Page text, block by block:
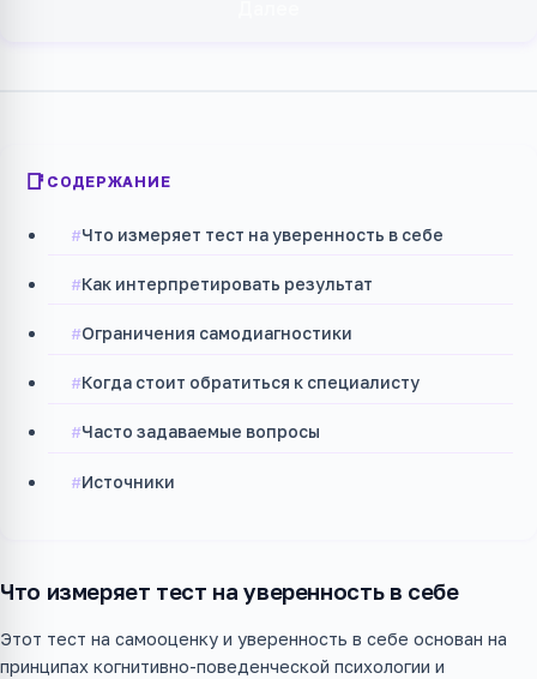
СОДЕРЖАНИЕ
Что измеряет тест на уверенность в себе
Как интерпретировать результат
Ограничения самодиагностики
Когда стоит обратиться к специалисту
Часто задаваемые вопросы
Источники
Что измеряет тест на уверенность в себе
Этот тест на самооценку и уверенность в себе основан на
принципах когнитивно-поведенческой психологии и